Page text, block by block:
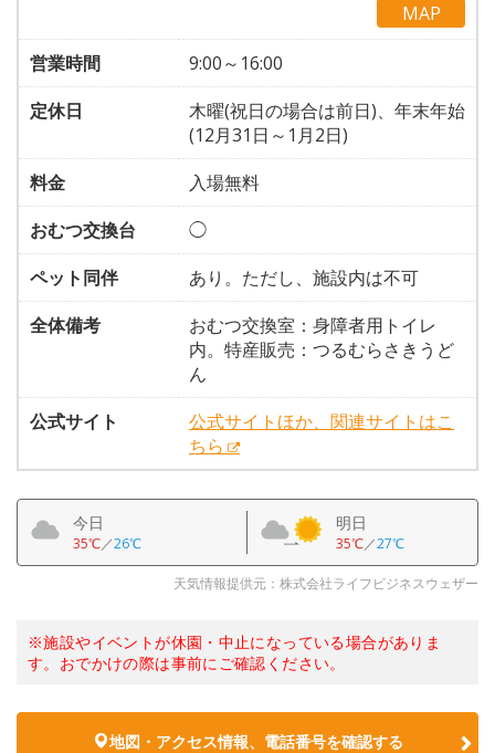
MAP
営業時間
9:00～16:00
定休日
木曜(祝日の場合は前日)、年末年始
(12月31日～1月2日)
料金
入場無料
おむつ交換台
◯
ペット同伴
あり。ただし、施設内は不可
全体備考
おむつ交換室：身障者用トイレ
内。特産販売：つるむらさきうど
ん
公式サイト
公式サイトほか、関連サイトはこ
ちら
今日
35℃／26℃
明日
35℃／27℃
天気情報提供元：株式会社ライフビジネスウェザー
※施設やイベントが休園・中止になっている場合がありま
す。おでかけの際は事前にご確認ください。
地図・アクセス情報、電話番号を確認する